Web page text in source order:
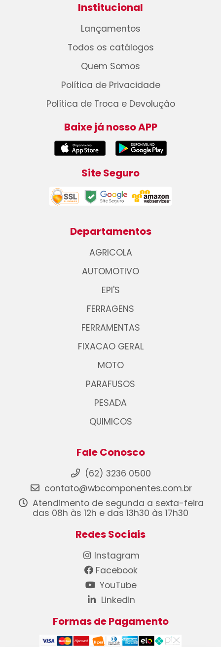
Institucional
Lançamentos
Todos os catálogos
Quem Somos
Política de Privacidade
Política de Troca e Devolução
Baixe já nosso APP
Site Seguro
Departamentos
AGRICOLA
AUTOMOTIVO
EPI'S
FERRAGENS
FERRAMENTAS
FIXACAO GERAL
MOTO
PARAFUSOS
PESADA
QUIMICOS
Fale Conosco
(62) 3236 0500
contato@wbcomponentes.com.br
Atendimento de segunda a sexta-feira
das 08h às 12h e das 13h30 às 17h30
Redes Sociais
Instagram
Facebook
YouTube
Linkedin
Formas de Pagamento